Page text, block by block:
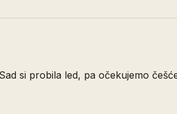
si probila led, pa očekujemo